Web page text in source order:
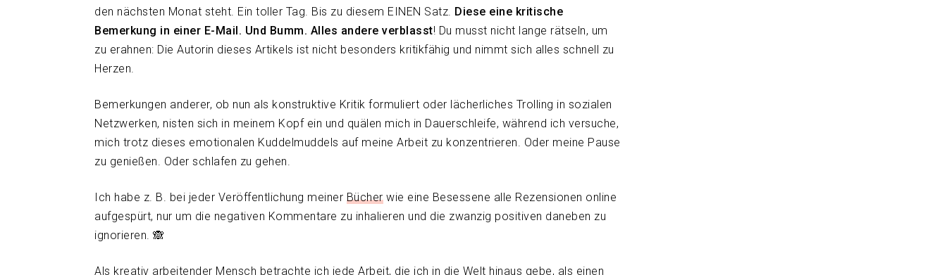
den nächsten Monat steht. Ein toller Tag. Bis zu diesem EINEN Satz. Diese eine kritische
Bemerkung in einer E-Mail. Und Bumm. Alles andere verblasst! Du musst nicht lange rätseln, um
zu erahnen: Die Autorin dieses Artikels ist nicht besonders kritikfähig und nimmt sich alles schnell zu
Herzen.
Bemerkungen anderer, ob nun als konstruktive Kritik formuliert oder lächerliches Trolling in sozialen
Netzwerken, nisten sich in meinem Kopf ein und quälen mich in Dauerschleife, während ich versuche,
mich trotz dieses emotionalen Kuddelmuddels auf meine Arbeit zu konzentrieren. Oder meine Pause
zu genießen. Oder schlafen zu gehen.
Ich habe z. B. bei jeder Veröffentlichung meiner Bücherwie eine Besessene alle Rezensionen online
aufgespürt, nur um die negativen Kommentare zu inhalieren und die zwanzig positiven daneben zu
ignorieren. 🙈
Als kreativ arbeitender Mensch betrachte ich jede Arbeit, die ich in die Welt hinaus gebe, als einen